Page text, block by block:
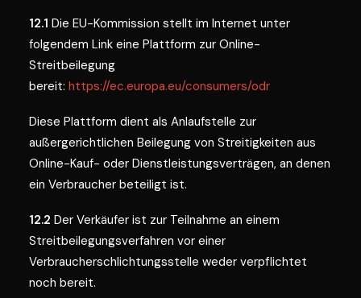
12.1 Die EU-Kommission stellt im Internet unter
folgendem Link eine Plattform zur Online-
Streitbeilegung
bereit: https://ec.europa.eu/consumers/odr
Diese Plattform dient als Anlaufstelle zur
außergerichtlichen Beilegung von Streitigkeiten aus
Online-Kauf- oder Dienstleistungsverträgen, an denen
ein Verbraucher beteiligt ist.
12.2 Der Verkäufer ist zur Teilnahme an einem
Streitbeilegungsverfahren vor einer
Verbraucherschlichtungsstelle weder verpflichtet
noch bereit.